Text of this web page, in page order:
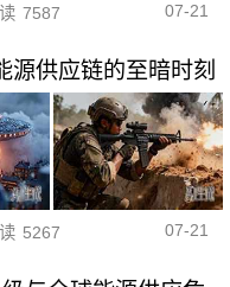
7587 07-21
源供应链的至暗时刻
5267 07-21